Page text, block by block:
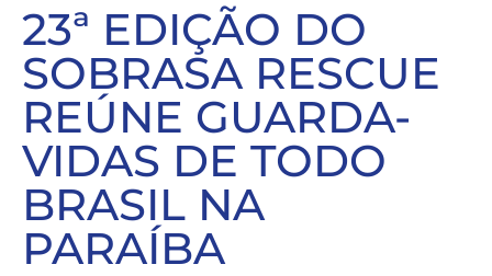
23ª EDIÇÃO DO
SOBRASA RESCUE
REÚNE GUARDA-
VIDAS DE TODO
BRASIL NA
PARAÍBA